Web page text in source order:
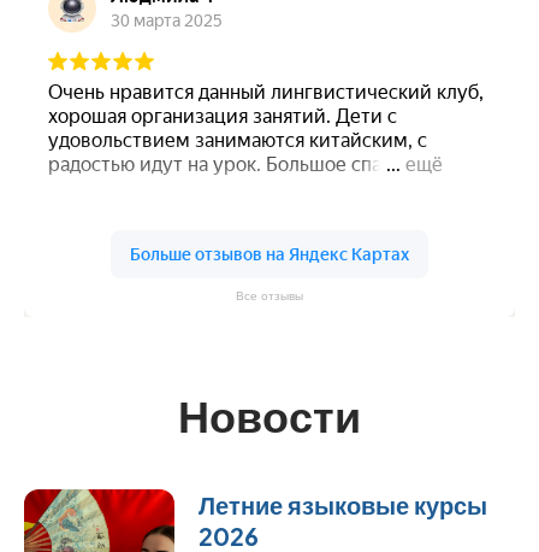
Все отзывы
Новости
Летние языковые курсы
2026